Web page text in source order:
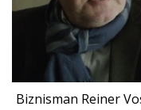
Biznisman Reiner